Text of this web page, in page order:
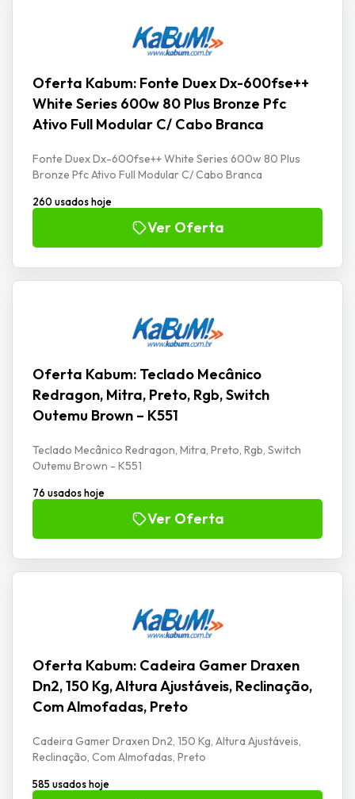
Oferta Kabum: Fonte Duex Dx-600fse++
White Series 600w 80 Plus Bronze Pfc
Ativo Full Modular C/ Cabo Branca
Fonte Duex Dx-600fse++ White Series 600w 80 Plus
Bronze Pfc Ativo Full Modular C/ Cabo Branca
260 usados hoje
Ver Oferta
Oferta Kabum: Teclado Mecânico
Redragon, Mitra, Preto, Rgb, Switch
Outemu Brown – K551
Teclado Mecânico Redragon, Mitra, Preto, Rgb, Switch
Outemu Brown - K551
76 usados hoje
Ver Oferta
Oferta Kabum: Cadeira Gamer Draxen
Dn2, 150 Kg, Altura Ajustáveis, Reclinação,
Com Almofadas, Preto
Cadeira Gamer Draxen Dn2, 150 Kg, Altura Ajustáveis,
Reclinação, Com Almofadas, Preto
585 usados hoje